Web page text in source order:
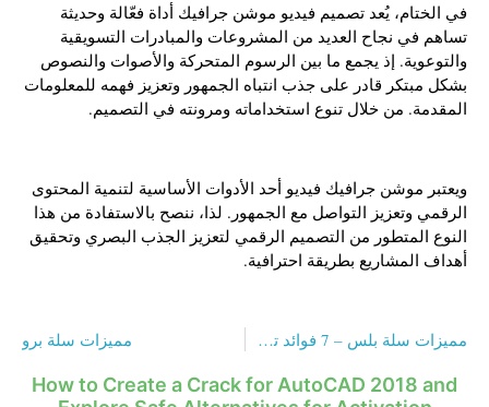
في الختام، يُعد تصميم فيديو موشن جرافيك أداة فعّالة وحديثة
تساهم في نجاح العديد من المشروعات والمبادرات التسويقية
والتوعوية. إذ يجمع ما بين الرسوم المتحركة والأصوات والنصوص
بشكل مبتكر قادر على جذب انتباه الجمهور وتعزيز فهمه للمعلومات
المقدمة. من خلال تنوع استخداماته ومرونته في التصميم.
ويعتبر موشن جرافيك فيديو أحد الأدوات الأساسية لتنمية المحتوى
الرقمي وتعزيز التواصل مع الجمهور. لذا، ننصح بالاستفادة من هذا
النوع المتطور من التصميم الرقمي لتعزيز الجذب البصري وتحقيق
أهداف المشاريع بطريقة احترافية.
مميزات سلة بلس – 7 فوائد تضمن لك استخدام مثالي مميزات سلة برو
How to Create a Crack for AutoCAD 2018 and